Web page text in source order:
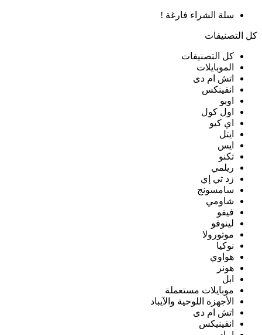
سلة الشراء فارغة !
كل التصنيفات
كل التصنيفات
الموبايلات
اتش ام دى
انفينكس
اوبو
اول كول
اي كيو
ايتل
ايس
تكنو
ريلمي
زد تي إي
سامسونج
شاومي
فيفو
لينوفو
موتورولا
نوكيا
هواوي
هونر
ابل
موبايلات مستعملة
الأجهزة اللوحية والآيباد
اتش ام دى
انفينيكس